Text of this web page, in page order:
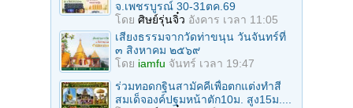
จ.เพชรบูรณ์ 30-31ตค.69
โดย ศิษย์รุ่นจิ๋ว อังคาร เวลา 11:05
เสียงธรรมจากวัดท่าขนุน วันจันทร์ที่
๓ สิงหาคม ๒๕๖๙
โดย iamfu จันทร์ เวลา 19:47
ร่วมทอดกฐินสามัคคีเพื่อตกแต่งทำสี
สมเด็จองค์ปฐมหน้าตัก10ม. สูง15ม....